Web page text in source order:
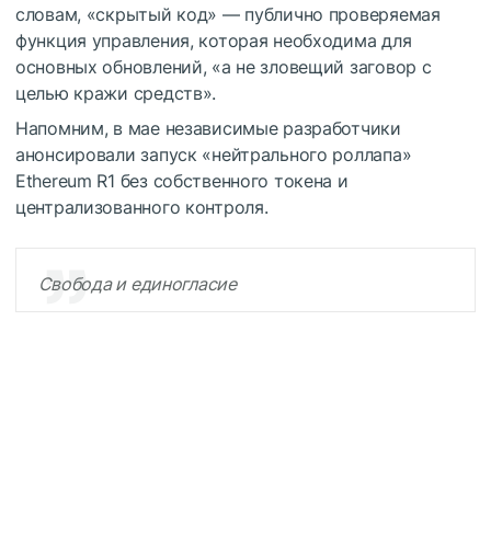
словам, «скрытый код» — публично проверяемая
функция управления, которая необходима для
основных обновлений, «а не зловещий заговор с
целью кражи средств».
Напомним, в мае независимые разработчики
анонсировали запуск «нейтрального роллапа»
Ethereum R1 без собственного токена и
централизованного контроля.
Свобода и единогласие